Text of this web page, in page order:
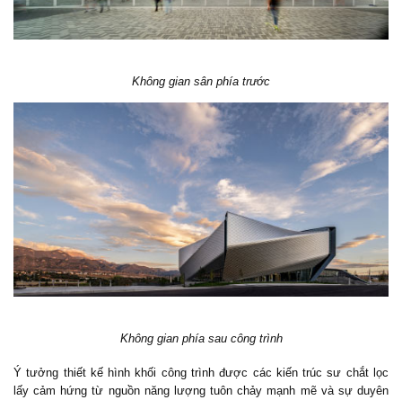
Không gian sân phía trước
Không gian phía sau công trình
Ý tưởng thiết kế hình khối công trình được các kiến trúc sư chắt lọc
lấy cảm hứng từ nguồn năng lượng tuôn chảy mạnh mẽ và sự duyên